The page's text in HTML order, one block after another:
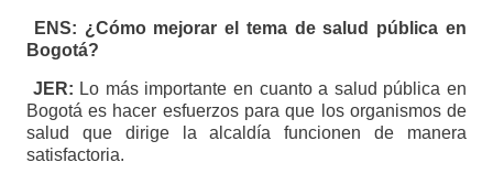
ENS: ¿Cómo mejorar el tema de salud pública en
Bogotá?
JER: Lo más importante en cuanto a salud pública en
Bogotá es hacer esfuerzos para que los organismos de
salud que dirige la alcaldía funcionen de manera
satisfactoria.